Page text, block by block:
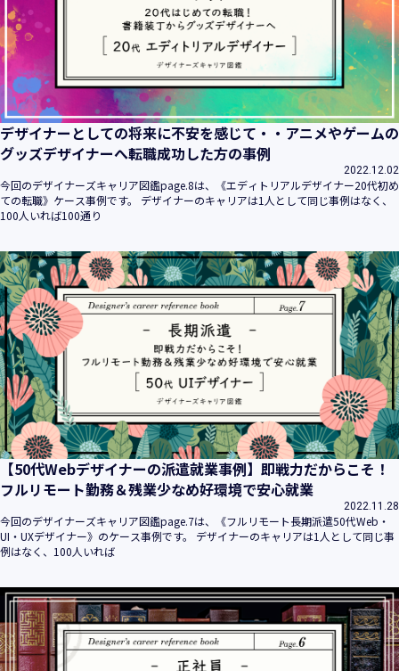
デザイナーとしての将来に不安を感じて・・アニメやゲームの
グッズデザイナーへ転職成功した方の事例
2022.12.02
今回のデザイナーズキャリア図鑑page.8は、《エディトリアルデザイナー20代初め
ての転職》ケース事例です。 デザイナーのキャリアは1人として同じ事例はなく、
100人いれば100通り
【50代Webデザイナーの派遣就業事例】即戦力だからこそ！
フルリモート勤務＆残業少なめ好環境で安心就業
2022.11.28
今回のデザイナーズキャリア図鑑page.7は、《フルリモート長期派遣50代Web・
UI・UXデザイナー》のケース事例です。 デザイナーのキャリアは1人として同じ事
例はなく、100人いれば